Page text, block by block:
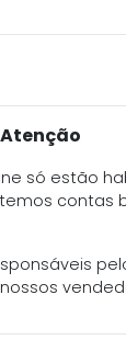
Atenção
só estão
contas